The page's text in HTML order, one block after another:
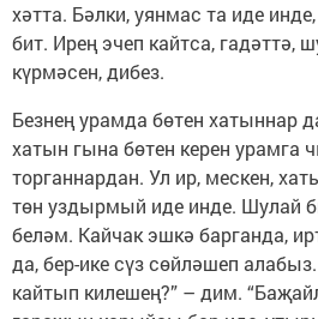
хәтта. Бәлки, уянмас та иде
бит. Ирең эчеп кайтса, гадәттә,
күрмәсен, дибез.
Безнең урамда бөтен хатыннар
хатын гына бөтен керен урамга
торганнардан. Ул ир, мескен,
төн уздырмый иде инде. Шулай
беләм. Кайчак эшкә барганда,
да, бер-ике сүз сөйләшеп
кайтып килешең?” – дим.